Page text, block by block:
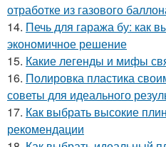
отработке из газового
14. Печь для гаража бу: как
экономичное решение
15. Какие легенды и мифы
16. Полировка пластика
советы для идеального
17. Как выбрать высокие
рекомендации